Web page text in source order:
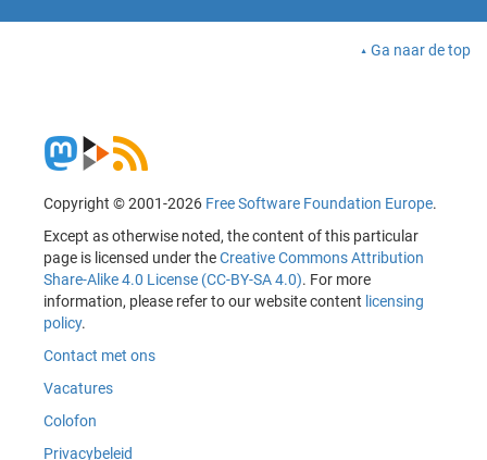
Ga naar de top
Copyright © 2001-2026 Free Software Foundation Europe.
Except as otherwise noted, the content of this particular
page is licensed under theCreative Commons Attribution
Share-Alike 4.0 License (CC-BY-SA 4.0). For more
information, please refer to our website content licensing
policy.
Contact met ons
Vacatures
Colofon
Privacybeleid